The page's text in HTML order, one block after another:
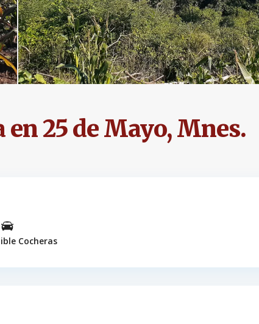
25 de Mayo, Mnes.
Cocheras